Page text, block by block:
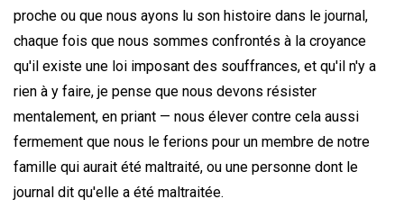
proche ou que nous ayons lu son histoire dans le journal,
chaque fois que nous sommes confrontés à la croyance
qu'il existe une loi imposant des souffrances, et qu'il n'y a
rien à y faire, je pense que nous devons résister
mentalement, en priant — nous élever contre cela aussi
fermement que nous le ferions pour un membre de notre
famille qui aurait été maltraité, ou une personne dont le
journal dit qu'elle a été maltraitée.